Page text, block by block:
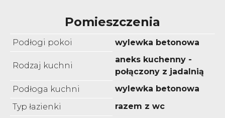
Pomieszczenia
Podłogi pokoi wylewka betonowa
Rodzaj kuchni
aneks kuchenny -
połączony z jadalnią
Podłoga kuchni
wylewka betonowa
Typ łazienki
razem z wc